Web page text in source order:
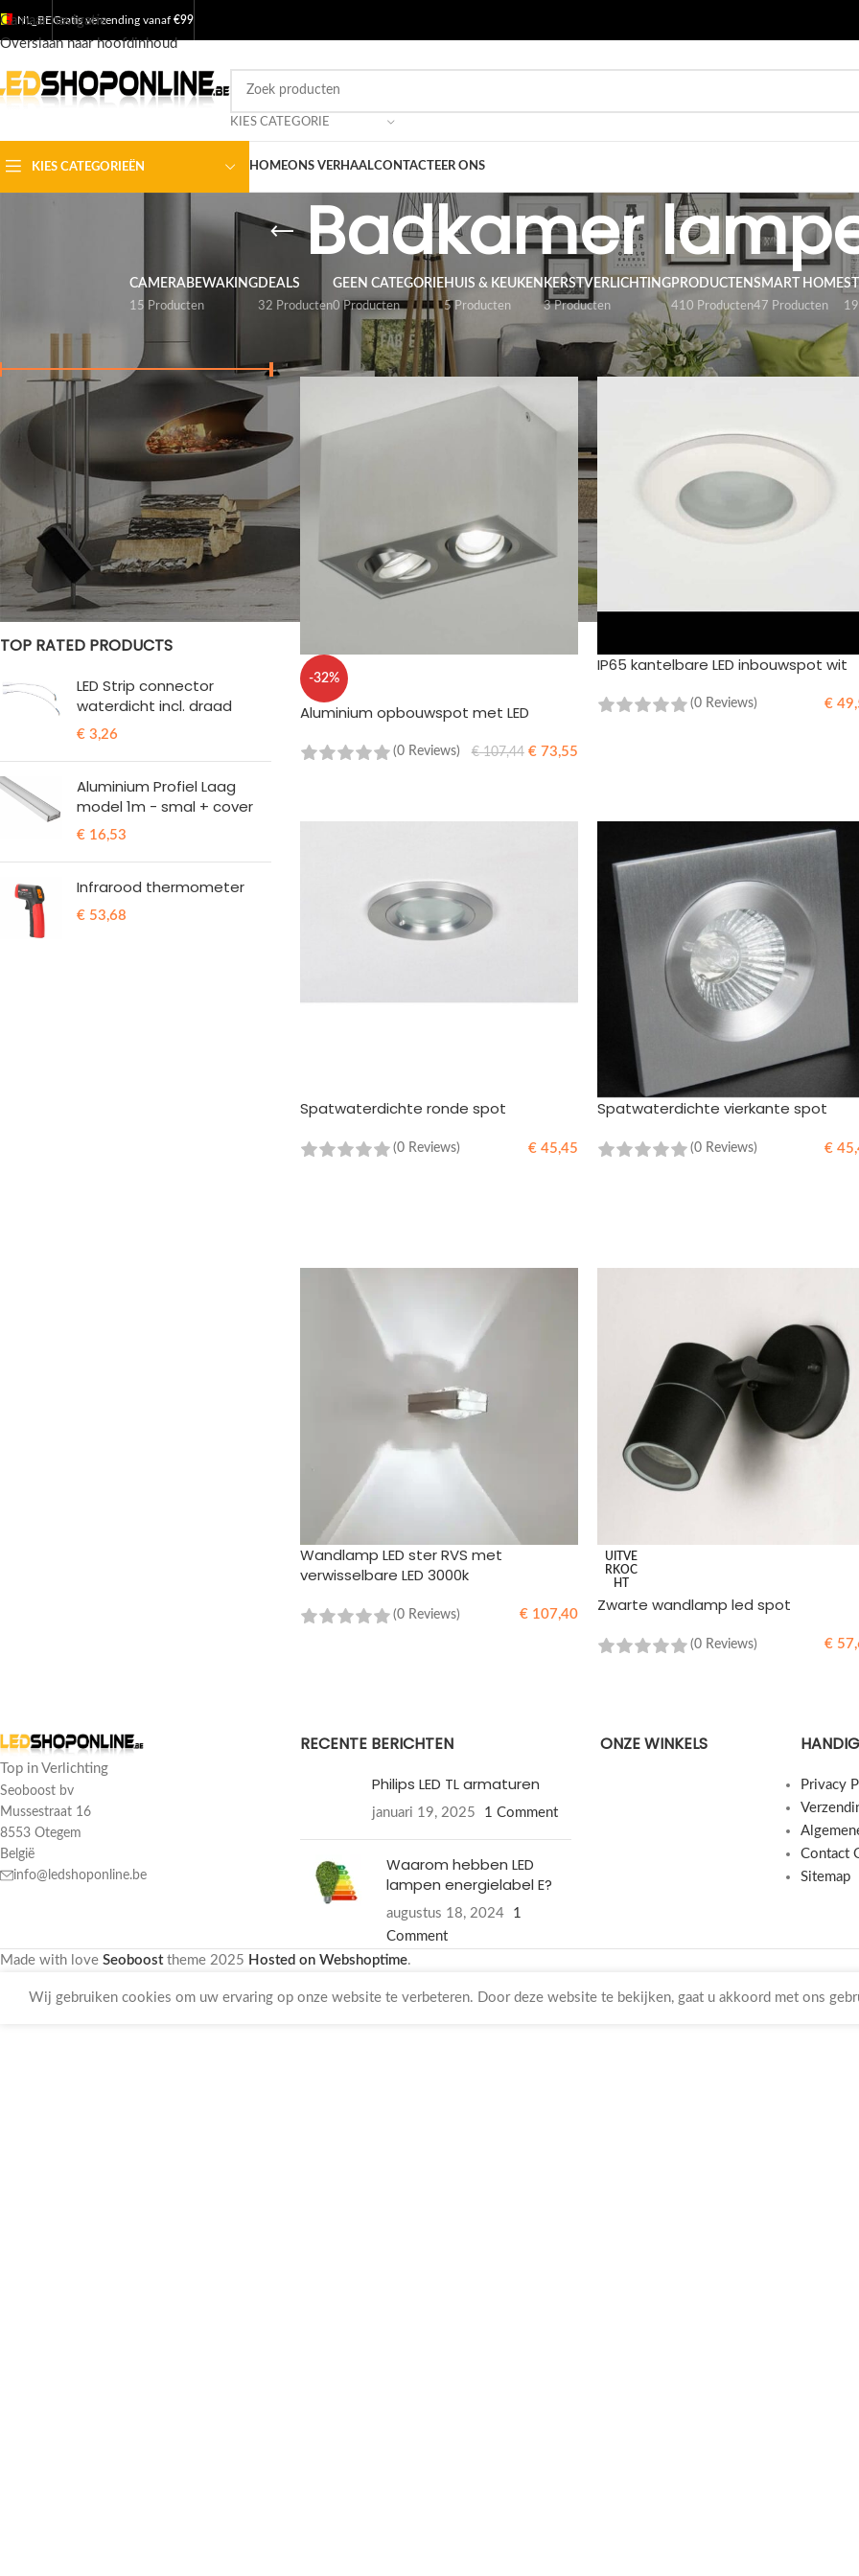
Ga naar navigatie
Overslaan naar hoofdinhoud
NL_BEGratis verzending vanaf €99
KIES CATEGORIE
KIES CATEGORIEËN HOMEONS VERHAALCONTACTEER ONS
Badkamer
CAMERABEWAKING
15 Producten
DEALS
32 Producten
GEEN CATEGORIE
0 Producten
HUIS & KEUKEN
5 Producten
KERSTVERLICHTING
3 Producten
PRODUCTEN
410 Producten
SMART HOME
47 Producten
FILTER BY PRICE
FILTER
Prijs:€ 50
STOCK STATUS
Te koop
Op voorraad
TOP RATED PRODUCTS
LED Strip connector
waterdicht incl. draad
€ 3,26
Aluminium Profiel Laag
model 1m - smal + cover
€ 16,53
Infrarood thermometer
€ 53,68
Shop/Producten / ARMATUREN Badkamer lampen Toon 9 12
-32%
Aluminium opbouwspot met LED
(0 Reviews) €107,44 €73,55
IP65 kantelbare LED inbouwspot wit
(0 Reviews) €
Spatwaterdichte ronde spot
(0 Reviews) €45,45
Spatwaterdichte vierkante spot
(0 Reviews) €
Wandlamp LED ster RVS met
verwisselbare LED 3000k
(0 Reviews) €107,40
UITVE
RKOC
HT
Zwarte wandlamp led spot
(0 Reviews) €
Top in Verlichting
Seoboost bv
Mussestraat 16
8553 Otegem
België
info@ledshoponline.be
RECENTE BERICHTEN
Philips LED TL armaturen
januari 19, 2025 1 Comment
Waarom hebben LED
lampen energielabel E?
augustus 18, 2024
1
Comment
ONZE WINKELS
Privacy
Contact
Sitemap
Made with love Seoboosttheme 2025 Hosted on Webshoptime.
Wij gebruiken cookies om uw ervaring op onze website te verbeteren. Door deze website te bekijken, gaat u akkoord met ons